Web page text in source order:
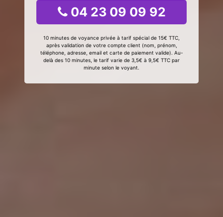
04 23 09 09 92
10 minutes de voyance privée à tarif spécial de 15€ TTC,
après validation de votre compte client (nom, prénom,
téléphone, adresse, email et carte de paiement valide). Au-
delà des 10 minutes, le tarif varie de 3,5€ à 9,5€ TTC par
minute selon le voyant.